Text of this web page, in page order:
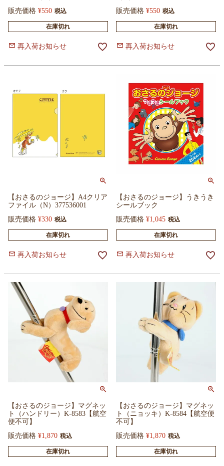
販売価格 ¥550 税込
在庫切れ
再入荷お知らせ
販売価格 ¥550 税込
在庫切れ
再入荷お知らせ
【おさるのジョージ】A4クリア
ファイル（N）377536001
販売価格 ¥330 税込
在庫切れ
再入荷お知らせ
【おさるのジョージ】うきうき
シールブック
販売価格 ¥1,045 税込
在庫切れ
再入荷お知らせ
【おさるのジョージ】マグネッ
ト（ハンドリー）K-8583【航空
便不可】
販売価格 ¥1,870 税込
在庫切れ
【おさるのジョージ】マグネッ
ト（ニョッキ）K-8584【航空便
不可】
販売価格 ¥1,870 税込
在庫切れ